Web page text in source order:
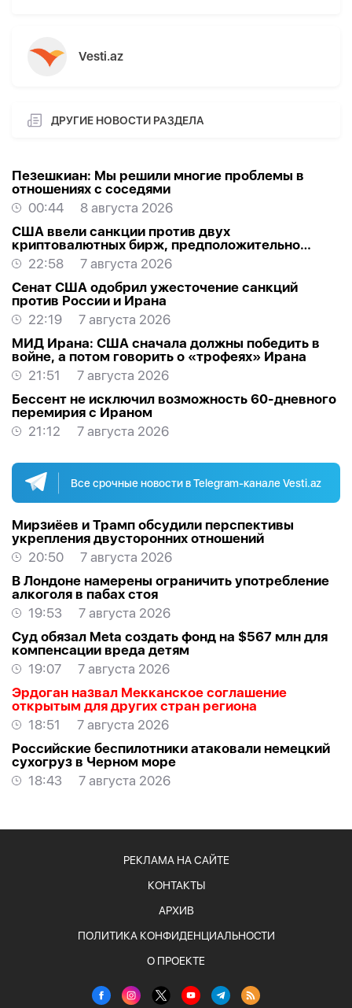
Vesti.az
ДРУГИЕ НОВОСТИ РАЗДЕЛА
Пезешкиан: Мы решили многие проблемы в
отношениях с соседями
00:44
8 августа 2026
США ввели санкции против двух
криптовалютных бирж, предположительно
оказывавших финансовую помощь Ирану
22:58
7 августа 2026
Сенат США одобрил ужесточение санкций
против России и Ирана
22:19
7 августа 2026
МИД Ирана: США сначала должны победить в
войне, а потом говорить о «трофеях» Ирана
21:51
7 августа 2026
Бессент не исключил возможность 60-дневного
перемирия с Ираном
21:12
7 августа 2026
Все срочные новости в Telegram-канале Vesti.az
Мирзиёев и Трамп обсудили перспективы
укрепления двусторонних отношений
20:50
7 августа 2026
В Лондоне намерены ограничить употребление
алкоголя в пабах стоя
19:53
7 августа 2026
Суд обязал Meta создать фонд на $567 млн для
компенсации вреда детям
19:07
7 августа 2026
Эрдоган назвал Мекканское соглашение
открытым для других стран региона
18:51
7 августа 2026
Российские беспилотники атаковали немецкий
сухогруз в Черном море
18:43
7 августа 2026
РЕКЛАМА НА САЙТЕ
КОНТАКТЫ
АРХИВ
ПОЛИТИКА КОНФИДЕНЦИАЛЬНОСТИ
О ПРОЕКТЕ